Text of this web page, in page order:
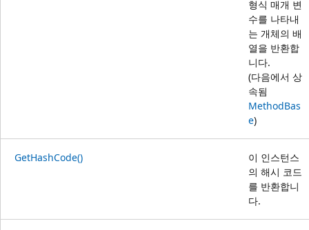
형식 매개 변
수를 나타내
는 개체의 배
열을 반환합
니다.
(다음에서 상
속됨
MethodBas
e)
GetHashCode()
이 인스턴스
의 해시 코드
를 반환합니
다.